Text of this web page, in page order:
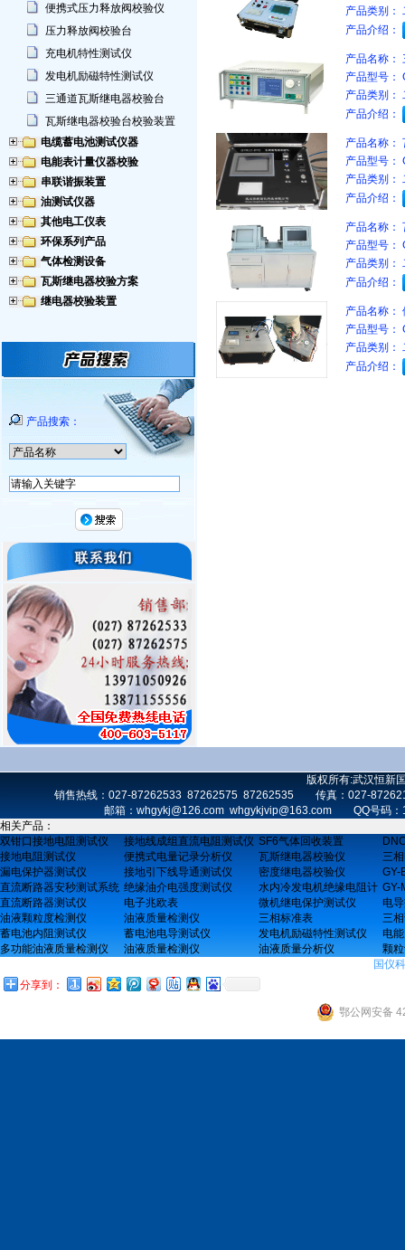
便携式压力释放阀校验仪
压力释放阀校验台
充电机特性测试仪
发电机励磁特性测试仪
三通道瓦斯继电器校验台
瓦斯继电器校验台校验装置
电缆蓄电池测试仪器
电能表计量仪器校验
串联谐振装置
油测试仪器
其他电工仪表
环保系列产品
气体检测设备
瓦斯继电器校验方案
继电器校验装置
产品搜索：
产品类别：
产品介绍：
产品名称：
产品型号：
产品类别：
产品介绍：
产品名称：
产品型号：
产品类别：
产品介绍：
产品名称：
产品型号：
产品类别：
产品介绍：
产品名称：
产品型号：
产品类别：
产品介绍：
版权所有:武汉恒新
销售热线：027-87262533 87262575 87262535 传真：027-
邮箱：whgykj@126.com whgykjvip@163.com QQ号码
相关产品：
双钳口接地电阻测试仪
接地线成组直流电阻测试仪 SF6气体回收装置
接地电阻测试仪
便携式电量记录分析仪 瓦斯继电器校验仪
三
漏电保护器测试仪
接地引下线导通测试仪 密度继电器校验仪
GY-
直流断路器安秒测试系统 绝缘油介电强度测试仪 水内冷发电机绝缘电阻计 GY-
直流断路器测试仪
电子兆欧表 微机继电保护测试仪
电
油液颗粒度检测仪
油液质量检测仪 三相标准表
三
蓄电池内阻测试仪
蓄电池电导测试仪 发电机励磁特性测试仪
电
多功能油液质量检测仪
油液质量检测仪 油液质量分析仪
颗
国仪
分享到：
鄂公网安备